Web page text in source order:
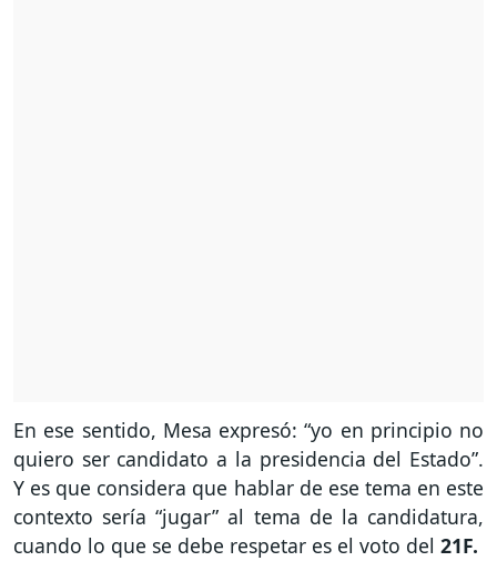
En ese sentido, Mesa expresó: “yo en principio no
quiero ser candidato a la presidencia del Estado”.
Y es que considera que hablar de ese tema en este
contexto sería “jugar” al tema de la candidatura,
cuando lo que se debe respetar es el voto del 21F.